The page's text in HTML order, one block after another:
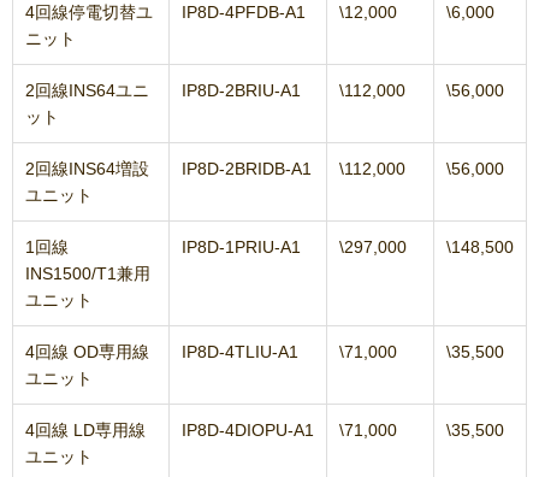
4回線停電切替ユ
ニット
IP8D-4PFDB-A1 \12,000 \6,000
2回線INS64ユニ
ット
IP8D-2BRIU-A1 \112,000 \56,000
2回線INS64増設
ユニット
IP8D-2BRIDB-A1 \112,000 \56,000
1回線
INS1500/T1兼用
ユニット
IP8D-1PRIU-A1 \297,000 \148,500
4回線 OD専用線
ユニット
IP8D-4TLIU-A1 \71,000 \35,500
4回線 LD専用線
ユニット
IP8D-4DIOPU-A1 \71,000 \35,500